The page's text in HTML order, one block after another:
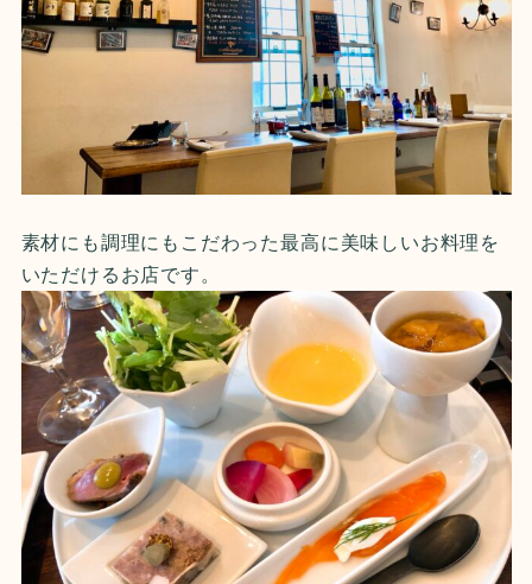
素材にも調理にもこだわった最高に美味しいお料理を
いただけるお店です。